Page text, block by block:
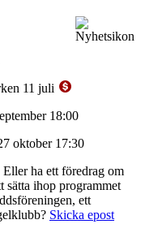
11 juli
18:00
oktober 17:30
ha ett föredrag om
sätta ihop programmet
ett
Skicka epost